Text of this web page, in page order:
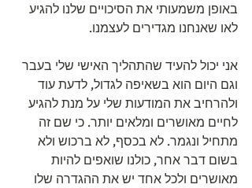
באופן משמעותי את הסיכויים שלנו להגיע
לאו שאנחנו מגדירים לעצמנו.
אני יכול להעיד שהתהליך האישי שלי בעבר
וגם היום הוא בשאיפה לגדול, לדעת עוד
ולהרחיב את המודעות שלי על מנת להגיע
לחיים מאושרים ומלאים יותר. כי שם זה
מתחיל ונגמר. לא בכסף, לא ברכוש ולא
בשום דבר אחר, כולנו שואפים להיות
מאושרים ולכל אחד יש את ההגדרה שלו